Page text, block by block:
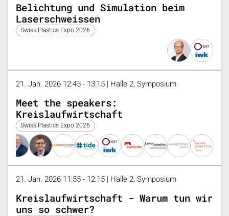
Belichtung und Simulation beim
Laserschweissen
Swiss Plastics Expo 2026
21. Jan. 2026 12:45 - 13:15 | Halle 2, Symposium
Meet the speakers:
Kreislaufwirtschaft
Swiss Plastics Expo 2026
21. Jan. 2026 11:55 - 12:15 | Halle 2, Symposium
Kreislaufwirtschaft - Warum tun wir
uns so schwer?